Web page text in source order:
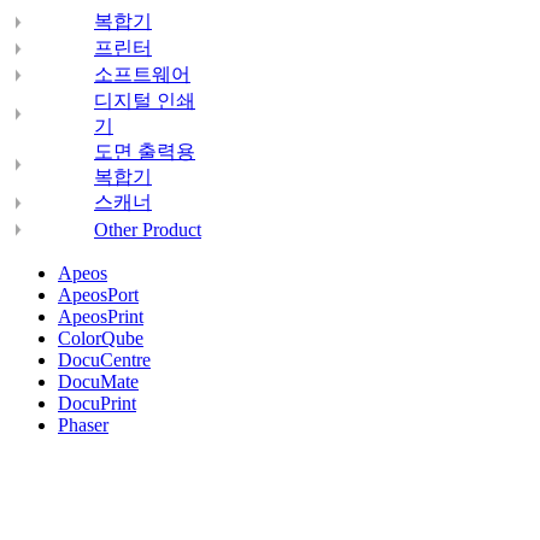
복합기
프린터
소프트웨어
디지털 인쇄
기
도면 출력용
복합기
스캐너
Other Product
Apeos
ApeosPort
ApeosPrint
ColorQube
DocuCentre
DocuMate
DocuPrint
Phaser